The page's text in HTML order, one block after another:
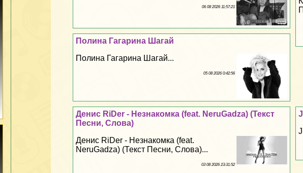
06 08 2026 11:57:21
Полина Гагарина Шагай
Полина Гагарина Шагай...
05 08 2026 0:42:56
Денис RiDer - Незнакомка (feat. NeruGadza) (Текст
Песни, Слова)
Денис RiDer - Незнакомка (feat.
NeruGadza) (Текст Песни, Слова)...
03 08 2026 23:31:52